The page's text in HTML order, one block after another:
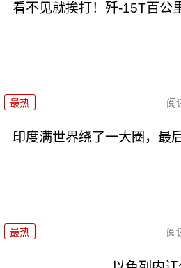
看不见就挨打！歼-15T百公
最热 阅
印度满世界绕了一大圈，最
最热 阅